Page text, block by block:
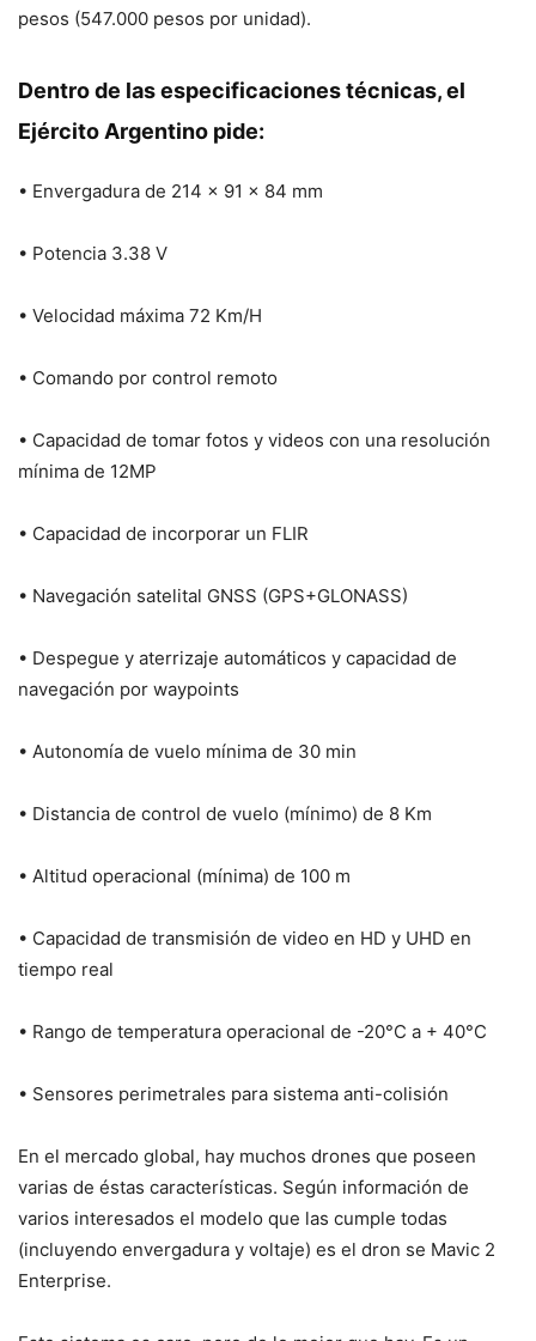
pesos (547.000 pesos por unidad).
Dentro de las especificaciones técnicas, el
Ejército Argentino pide:
• Envergadura de 214 x 91 x 84 mm
• Potencia 3.38 V
• Velocidad máxima 72 Km/H
• Comando por control remoto
• Capacidad de tomar fotos y videos con una resolución
mínima de 12MP
• Capacidad de incorporar un FLIR
• Navegación satelital GNSS (GPS+GLONASS)
• Despegue y aterrizaje automáticos y capacidad de
navegación por waypoints
• Autonomía de vuelo mínima de 30 min
• Distancia de control de vuelo (mínimo) de 8 Km
• Altitud operacional (mínima) de 100 m
• Capacidad de transmisión de video en HD y UHD en
tiempo real
• Rango de temperatura operacional de -20°C a + 40°C
• Sensores perimetrales para sistema anti-colisión
En el mercado global, hay muchos drones que poseen
varias de éstas características. Según información de
varios interesados el modelo que las cumple todas
(incluyendo envergadura y voltaje) es el dron se Mavic 2
Enterprise.